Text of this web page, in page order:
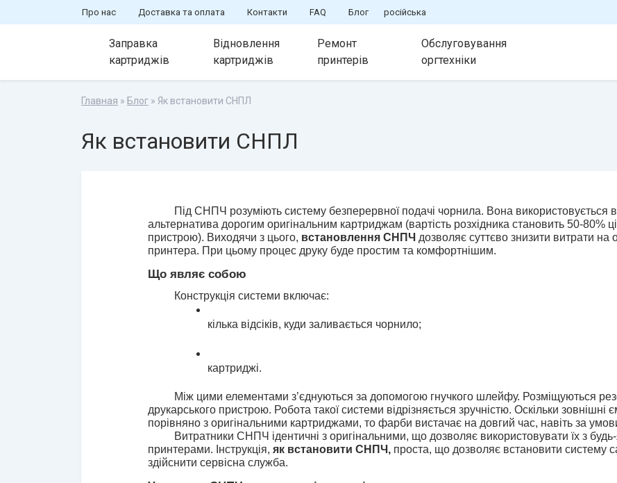
Про нас Доставка та оплата Контакти FAQ Блог російська
Заправка
картриджів
Відновлення
картриджів
Ремонт
принтерів
Обслуговування
оргтехніки
Главная » Блог » Як встановити СНПЛ
Як встановити СНПЛ
Під СНПЧ розуміють систему безперервної подачі чорнила. Вона використовується
альтернатива дорогим оригінальним картриджам (вартість розхідника становить 50-80%
пристрою). Виходячи з цього, встановлення СНПЧ дозволяє суттєво знизити витрати
принтера. При цьому процес друку буде простим та комфортнішим.
Що являє собою
Конструкція системи включає:
кілька відсіків, куди заливається чорнило;
картриджі.
Між цими елементами з’єднуються за допомогою гнучкого шлейфу. Розміщуються
друкарського пристрою. Робота такої системи відрізняється зручністю. Оскільки зовнішні
порівняно з оригінальними картриджами, то фарби вистачає на довгий час, навіть за
Витратники СНПЧ ідентичні з оригінальними, що дозволяє використовувати їх з
принтерами. Інструкція, як встановити СНПЧ, проста, що дозволяє встановити систему
здійснити сервісна служба.